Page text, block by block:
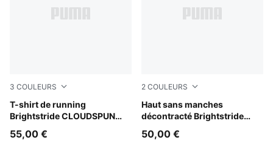
3 COULEURS
T-shirt de running
Brightstride CLOUDSPUN
Puma Black
55,00 €
2 COULEURS
Haut sans manches
décontracté Brightstride
Inky Depths
50,00 €